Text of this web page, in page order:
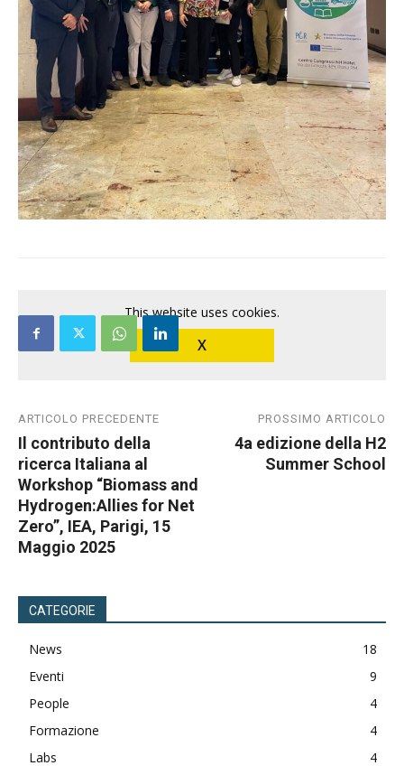
This website uses cookies.
X
ARTICOLO PRECEDENTE
Il contributo della
ricerca Italiana al
Workshop “Biomass and
Hydrogen:Allies for Net
Zero”, IEA, Parigi, 15
Maggio 2025
PROSSIMO ARTICOLO
4a edizione della H2
Summer School
CATEGORIE
News
18
Eventi
9
People
4
Formazione
4
Labs
4